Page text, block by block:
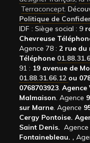
Terraconcept.
Politique de
IDF : Siège social : 9
Chevreuse
Agence 78 : 2 rue du
Téléphone
91 : 19 avenue de
01.88.31.66.12 ou
0768703923. Agence
Malmaison. Agence
sur Marne. Agence
Cergy Pontoise.
Saint Denis. Agence
Fontainebleau. ,